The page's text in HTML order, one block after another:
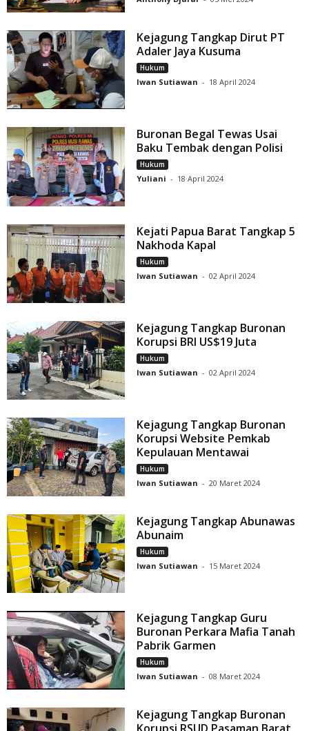
Kejagung Tangkap Dirut PT
Adaler Jaya Kusuma
Hukum
Iwan Sutiawan - 18 April 2024
Buronan Begal Tewas Usai
Baku Tembak dengan Polisi
Hukum
Yuliani - 18 April 2024
Kejati Papua Barat Tangkap 5
Nakhoda Kapal
Hukum
Iwan Sutiawan - 02 April 2024
Kejagung Tangkap Buronan
Korupsi BRI US$19 Juta
Hukum
Iwan Sutiawan - 02 April 2024
Kejagung Tangkap Buronan
Korupsi Website Pemkab
Kepulauan Mentawai
Hukum
Iwan Sutiawan - 20 Maret 2024
Kejagung Tangkap Abunawas
Abunaim
Hukum
Iwan Sutiawan - 15 Maret 2024
Kejagung Tangkap Guru
Buronan Perkara Mafia Tanah
Pabrik Garmen
Hukum
Iwan Sutiawan - 08 Maret 2024
Kejagung Tangkap Buronan